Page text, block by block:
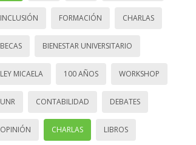
INCLUSIÓN FORMACIÓN CHARLAS
BECAS BIENESTAR UNIVERSITARIO
LEY MICAELA 100 AÑOS WORKSHOP
UNR CONTABILIDAD DEBATES
OPINIÓN CHARLAS LIBROS